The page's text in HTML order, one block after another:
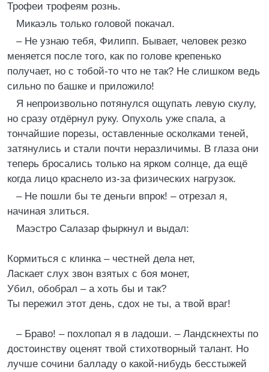
Трофеи трофеям рознь.
Микаэль только головой покачал.
– Не узнаю тебя, Филипп. Бывает, человек резко
меняется после того, как по голове крепенько
получает, но с тобой-то что не так? Не слишком ведь
сильно по башке и приложило!
Я непроизвольно потянулся ощупать левую скулу,
но сразу отдёрнул руку. Опухоль уже спала, а
тончайшие порезы, оставленные осколками теней,
затянулись и стали почти неразличимы. В глаза они
теперь бросались только на ярком солнце, да ещё
когда лицо краснело из-за физических нагрузок.
– Не пошли бы те деньги впрок! – отрезал я,
начиная злиться.
Маэстро Салазар фыркнул и выдал:
Кормиться с клинка – честней дела нет,
Ласкает слух звон взятых с боя монет,
Убил, обобрал – а хоть бы и так?
Ты пережил этот день, сдох не ты, а твой враг!
– Браво! – похлопал я в ладоши. – Ландскнехты по
достоинству оценят твой стихотворный талант. Но
лучше сочини балладу о какой-нибудь бесстыжей